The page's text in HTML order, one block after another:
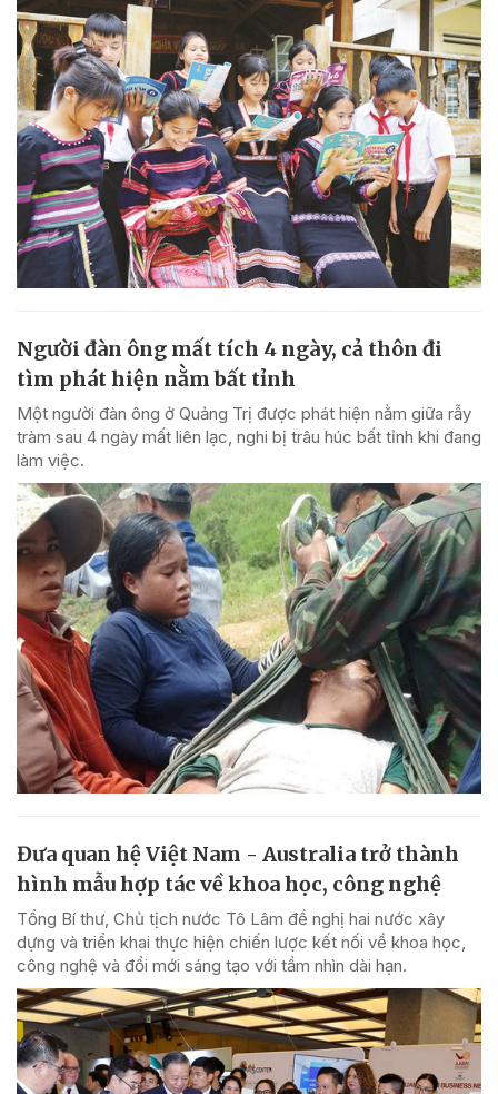
Người đàn ông mất tích 4 ngày, cả thôn đi
tìm phát hiện nằm bất tỉnh
Một người đàn ông ở Quảng Trị được phát hiện nằm giữa rẫy
tràm sau 4 ngày mất liên lạc, nghi bị trâu húc bất tỉnh khi đang
làm việc.
Đưa quan hệ Việt Nam - Australia trở thành
hình mẫu hợp tác về khoa học, công nghệ
Tổng Bí thư, Chủ tịch nước Tô Lâm đề nghị hai nước xây
dựng và triển khai thực hiện chiến lược kết nối về khoa học,
công nghệ và đổi mới sáng tạo với tầm nhìn dài hạn.